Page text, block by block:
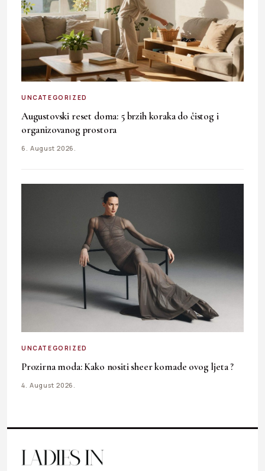
UNCATEGORIZED
Augustovski reset doma: 5 brzih koraka do čistog i
organizovanog prostora
6. August 2026.
UNCATEGORIZED
Prozirna moda: Kako nositi sheer komade ovog ljeta ?
4. August 2026.